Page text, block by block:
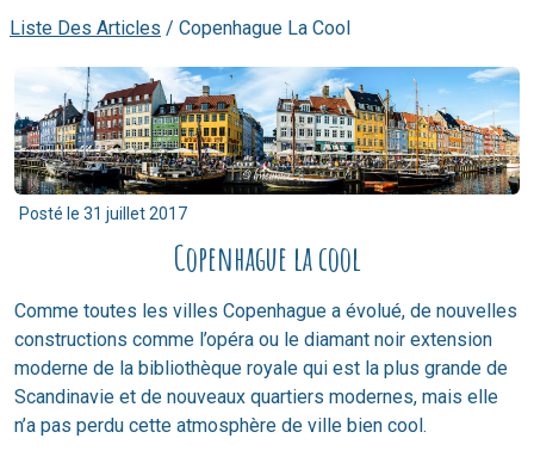
Liste Des Articles / Copenhague La Cool
Posté le 31 juillet 2017
Copenhague la cool
Comme toutes les villes Copenhague a évolué, de nouvelles
constructions comme l’opéra ou le diamant noir extension
moderne de la bibliothèque royale qui est la plus grande de
Scandinavie et de nouveaux quartiers modernes, mais elle
n’a pas perdu cette atmosphère de ville bien cool.